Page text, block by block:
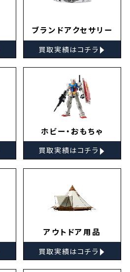
ブランドアクセサリー
買取実績はコチラ ▸
ホビー・おもちゃ
買取実績はコチラ ▸
アウトドア用品
買取実績はコチラ ▸